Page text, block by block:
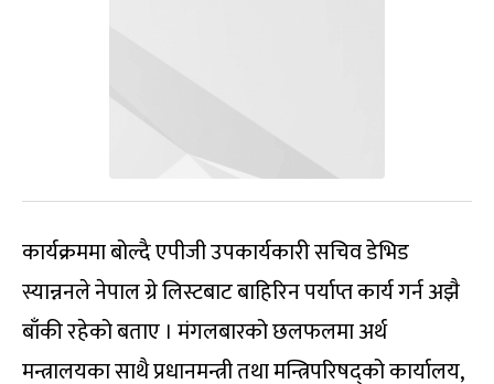
कार्यक्रममा बोल्दै एपीजी उपकार्यकारी सचिव डेभिड
स्यान्ननले नेपाल ग्रे लिस्टबाट बाहिरिन पर्याप्त कार्य गर्न अझै
बाँकी रहेको बताए । मंगलबारको छलफलमा अर्थ
मन्त्रालयका साथै प्रधानमन्त्री तथा मन्त्रिपरिषद्को कार्यालय,